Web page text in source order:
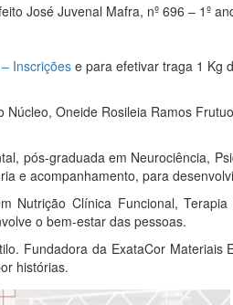
José Juvenal Mafra, nº 696 – 1º
Inscriçõese para efetivar traga 1 Kg
Oneide Rosileia Ramos
pós-graduada em Neurociência,
e acompanhamento, para
Nutrição Clínica Funcional,
o bem-estar das pessoas.
Fundadora da ExataCor Materiais
histórias.